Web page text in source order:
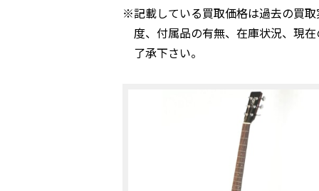
※記載している買取価格は過去の買
度、付属品の有無、在庫状況、現
了承下さい。